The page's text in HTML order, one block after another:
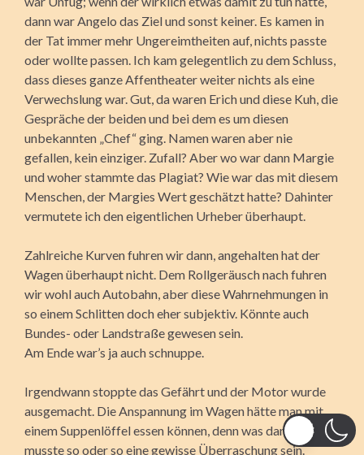
dann war Angelo das Ziel und sonst keiner. Es kamen in
der Tat immer mehr Ungereimtheiten auf, nichts passte
oder wollte passen. Ich kam gelegentlich zu dem Schluss,
dass dieses ganze Affentheater weiter nichts als eine
Verwechslung war. Gut, da waren Erich und diese Kuh, die
Gespräche der beiden und bei dem es um diesen
unbekannten „Chef“ ging. Namen waren aber nie
gefallen, kein einziger. Zufall? Aber wo war dann Margie
und woher stammte das Plagiat? Wie war das mit diesem
Menschen, der Margies Wert geschätzt hatte? Dahinter
vermutete ich den eigentlichen Urheber überhaupt.
Zahlreiche Kurven fuhren wir dann, angehalten hat der
Wagen überhaupt nicht. Dem Rollgeräusch nach fuhren
wir wohl auch Autobahn, aber diese Wahrnehmungen in
so einem Schlitten doch eher subjektiv. Könnte auch
Bundes- oder Landstraße gewesen sein.
Am Ende war’s ja auch schnuppe.
Irgendwann stoppte das Gefährt und der Motor wurde
ausgemacht. Die Anspannung im Wagen hätte man mit
einem Suppenlöffel essen können, denn was dann kam,
musste so oder so eine gewisse Überraschung sein.